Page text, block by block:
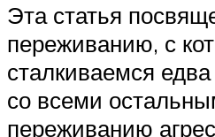
Эта статья
переживанию, с
сталкиваемся
со всеми
переживанию